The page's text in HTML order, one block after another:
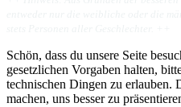
Schön, dass du unsere Seite
gesetzlichen Vorgaben halten,
technischen Dingen zu erlauben.
machen, uns besser zu